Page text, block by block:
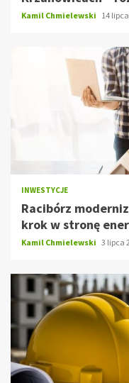
Kamil Chmielewski 14
INWESTYCJE
Racibórz
krok w stronę
Kamil Chmielewski 3 lipca